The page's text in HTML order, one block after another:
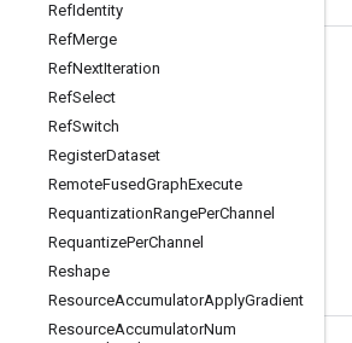
RefIdentity
RefMerge
RefNextIteration
RefSelect
RefSwitch
RegisterDataset
RemoteFusedGraphExecute
RequantizationRangePerChannel
RequantizePerChannel
Reshape
ResourceAccumulatorApplyGradient
ResourceAccumulatorNum
Мы в социальных сетях
Форум
GitHub
Twitter
YouTube